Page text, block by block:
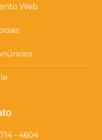
Web
- 4604